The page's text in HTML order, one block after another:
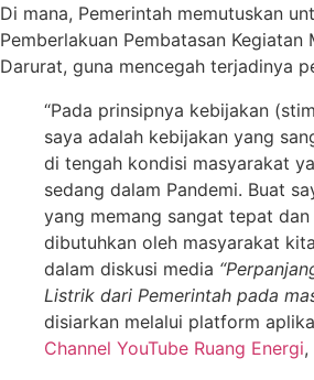
Di mana, Pemerintah memutuskan
Pemberlakuan Pembatasan Kegiatan
Darurat, guna mencegah terjadinya
“Pada prinsipnya kebijakan
saya adalah kebijakan yang
di tengah kondisi masyarakat
sedang dalam Pandemi. Buat
yang memang sangat tepat dan
dibutuhkan oleh masyarakat
dalam diskusi media
Listrik dari Pemerintah pada
disiarkan melalui platform
Channel YouTube Ruang Energi,